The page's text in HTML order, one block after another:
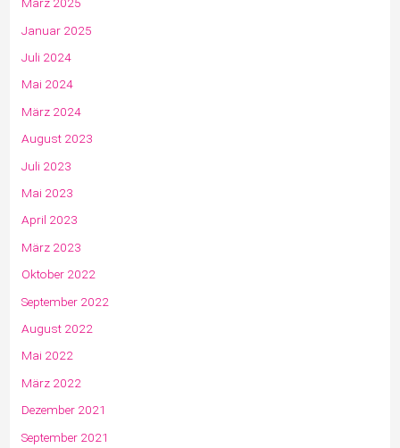
März 2025
Januar 2025
Juli 2024
Mai 2024
März 2024
August 2023
Juli 2023
Mai 2023
April 2023
März 2023
Oktober 2022
September 2022
August 2022
Mai 2022
März 2022
Dezember 2021
September 2021